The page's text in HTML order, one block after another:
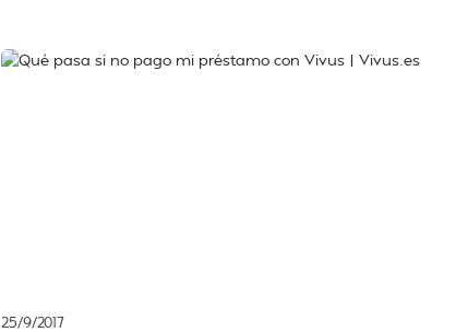
25/9/2017